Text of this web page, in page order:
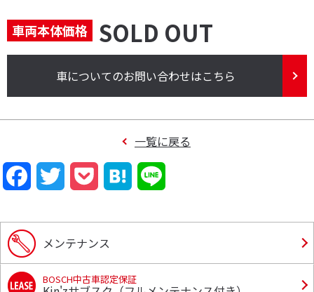
車両本体価格 SOLD OUT
車についてのお問い合わせはこちら
一覧に戻る
c
e
t
k
e
e
メンテナンス
BOSCH中古車認定保証